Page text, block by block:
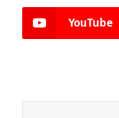
YouTube